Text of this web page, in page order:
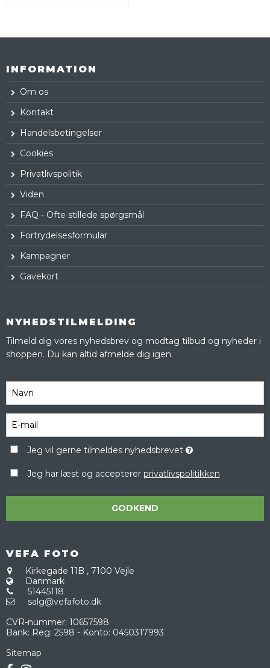
INFORMATION
Om os
Kontakt
Handelsbetingelser
Cookies
Privatlivspolitik
Viden
FAQ - Ofte stillede spørgsmål
Fortrydelsesformular
Kampagner
Gavekort
NYHEDSTILMELDING
Tilmeld dig vores nyhedsbrev og modtag tilbud og nyheder i
shoppen. Du kan altid afmelde dig igen.
Jeg vil gerne tilmeldes nyhedsbrevet
Jeg har læst og accepterer privatlivspolitikken
GODKEND
VEFA FOTO
Kirkegade 11B , 7100 Vejle
Danmark
51445118
salg@vefafoto.dk
CVR-nummer: 10657598
Bank: Reg: 2598 - Konto: 0450317993
Sitemap